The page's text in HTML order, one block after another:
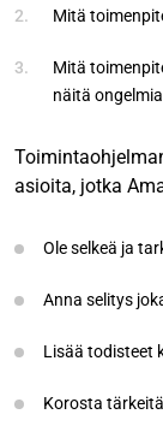
Mitä
Mitä
näitä
asioita, jotka
Ole selkeä ja
Anna selitys
Lisää todisteet
Korosta